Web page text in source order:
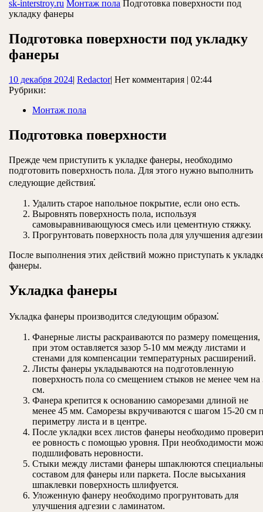
sk-interstroy.ru Монтаж пола Подготовка поверхности под
укладку фанеры
Подготовка поверхности под укладку
фанеры
10 декабря 202410
| RedactorRedactor
| Нет комментария | 02:44
Рубрики:
Монтаж пола
Подготовка поверхности
Прежде чем приступить к укладке фанеры, необходимо
подготовить поверхность пола. Для этого нужно выполнить
следующие действия⁚
Удалить старое напольное покрытие, если оно есть.
Выровнять поверхность пола, используя
самовыравнивающуюся смесь или цементную стяжку.
Прогрунтовать поверхность пола для улучшения
После выполнения этих действий можно приступать к
фанеры.
Укладка фанеры
Укладка фанеры производится следующим образом⁚
Фанерные листы раскраиваются по размеру помещения,
при этом оставляется зазор 5-10 мм между листами и
стенами для компенсации температурных расширений.
Листы фанеры укладываются на подготовленную
поверхность пола со смещением стыков не менее чем на
см.
Фанера крепится к основанию саморезами длиной не
менее 45 мм. Саморезы вкручиваются с шагом 15-20 см
периметру листа и в центре.
После укладки всех листов фанеры необходимо
ее ровность с помощью уровня. При необходимости
подшлифовать неровности.
Стыки между листами фанеры шпаклюются
составом для фанеры или паркета. После высыхания
шпаклевки поверхность шлифуется.
Уложенную фанеру необходимо прогрунтовать для
улучшения адгезии с ламинатом.